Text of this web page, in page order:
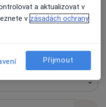
pro nás důležité.
zaplatit za
recenze pacienta.
informace o názorech
a aktualizovat v
v zásadách ochrany
Přijmout